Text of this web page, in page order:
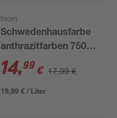
toom
Schwedenhausfarbe
anthrazitfarben 750
ml
14,99 € 17,99 €
19,99 € / Liter